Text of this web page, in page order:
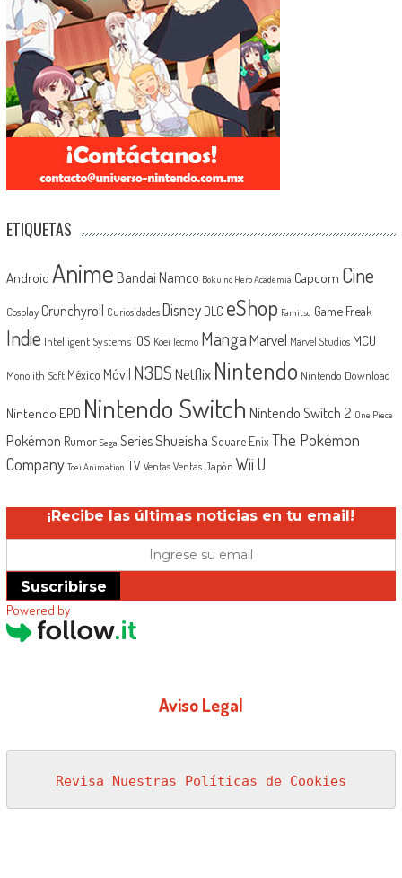
ETIQUETAS
Android Anime Bandai Namco Boku no Hero Academia Capcom Cine
Cosplay Crunchyroll Curiosidades Disney DLC eShop Famitsu Game Freak
Indie Intelligent Systems iOS Koei Tecmo MangaMarvel Marvel Studios MCU
Monolith Soft México Móvil N3DSNetflix Nintendo Nintendo Download
Nintendo EPD Nintendo Switch Nintendo Switch 2 One Piece
Pokémon Rumor Sega SeriesShueisha Square EnixThe Pokémon
Company Toei Animation TV Ventas Ventas Japón Wii U
¡Recibe las últimas noticias en tu email!
Suscribirse
Powered by
Aviso Legal
Revisa Nuestras Políticas de Cookies